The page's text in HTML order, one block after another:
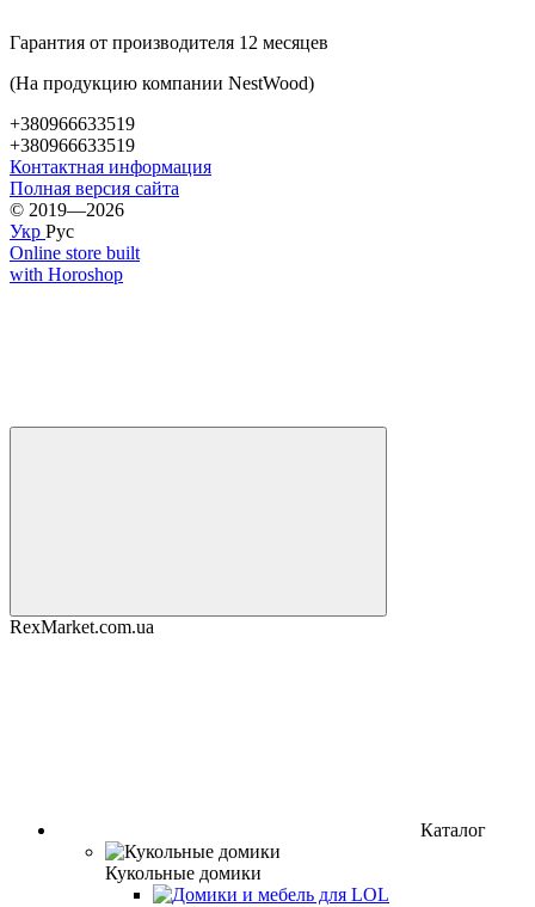
Гарантия от производителя 12 месяцев
(На продукцию компании NestWood)
+380966633519
+380966633519
Контактная информация
Полная версия сайта
© 2019—2026
Укр Рус
Online store built
with Horoshop
RexMarket.com.ua
Каталог
Кукольные домики